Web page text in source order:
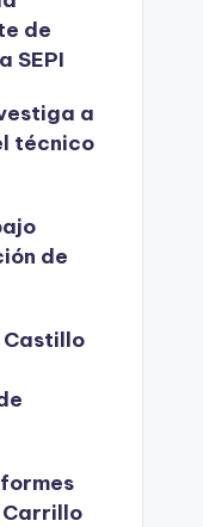
de
SEPI
a
técnico
de
Castillo
Carrillo